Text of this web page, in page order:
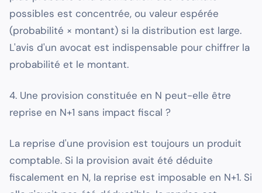
possibles est concentrée, ou valeur espérée
(probabilité × montant) si la distribution est large.
L'avis d'un avocat est indispensable pour chiffrer la
probabilité et le montant.
4. Une provision constituée en N peut-elle être
reprise en N+1 sans impact fiscal ?
La reprise d'une provision est toujours un produit
comptable. Si la provision avait été déduite
fiscalement en N, la reprise est imposable en N+1. Si